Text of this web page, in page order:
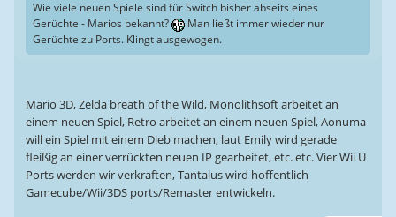
Wie viele neuen Spiele sind für Switch bisher abseits eines
Gerüchte - Marios bekannt?
Man ließt immer wieder nur
Gerüchte zu Ports. Klingt ausgewogen.
Mario 3D, Zelda breath of the Wild, Monolithsoft arbeitet an
einem neuen Spiel, Retro arbeitet an einem neuen Spiel, Aonuma
will ein Spiel mit einem Dieb machen, laut Emily wird gerade
fleißig an einer verrückten neuen IP gearbeitet, etc. etc. Vier Wii U
Ports werden wir verkraften, Tantalus wird hoffentlich
Gamecube/Wii/3DS ports/Remaster entwickeln.